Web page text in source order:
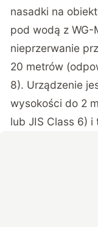
nasadki na
pod wodą z WG-
nieprzerwanie
20 metrów
8). Urządzenie
wysokości do 2
lub JIS Class 6) i